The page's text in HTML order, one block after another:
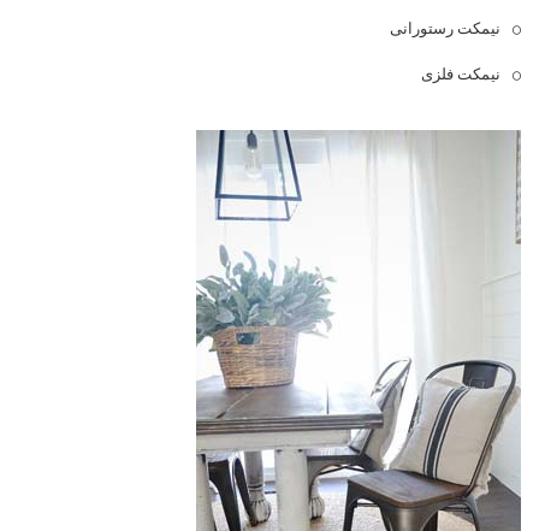
نیمکت رستورانی
نیمکت فلزی